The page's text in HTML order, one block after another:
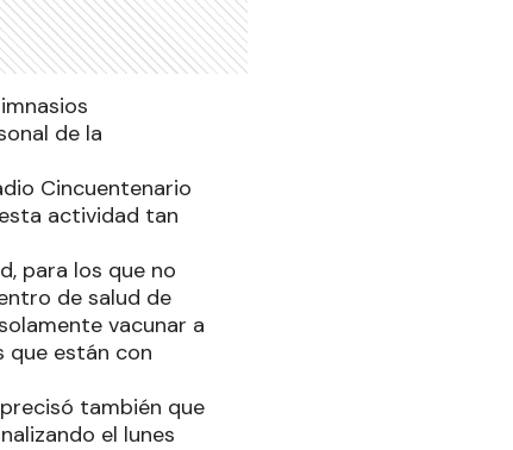
de la
Cincuentenario
actividad tan
para los que no
de salud de
vacunar a
que están con
también que
el lunes